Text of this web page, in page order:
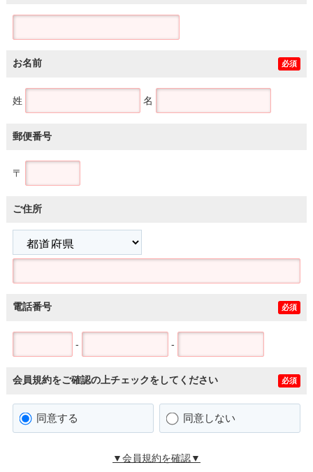
お名前 必須
姓 名
郵便番号
〒
ご住所
電話番号 必須
- -
会員規約をご確認の上チェックをしてください 必須
同意する 同意しない
▼会員規約を確認▼